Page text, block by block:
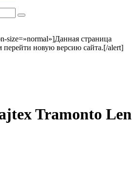
size=»normal»]Данная страница
перейти новую версию сайта.[/alert]
Tramonto Len